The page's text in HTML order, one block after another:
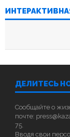
ДЕЛИТЕСЬ
Сообщайте о
почте:
75.
Вводя свои